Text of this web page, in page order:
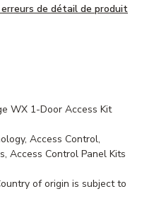
de détail de produit
WX 1-Door Access Kit
Access Control,
Access Control Panel Kits
of origin is subject to